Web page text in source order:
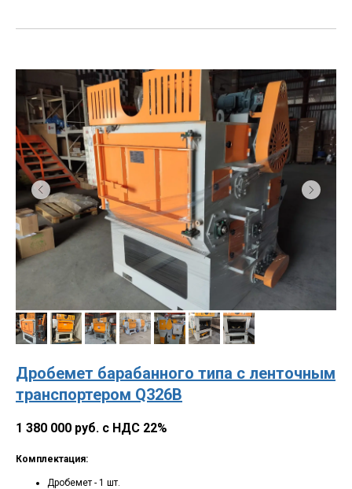
Дробемет барабанного типа с ленточным
транспортером Q326B
1 380 000 руб. с НДС 22%
Комплектация:
Дробемет - 1 шт.